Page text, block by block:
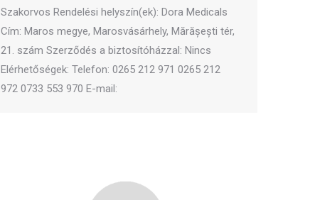
Szakorvos Rendelési helyszín(ek): Dora Medicals
Cím: Maros megye, Marosvásárhely, Mărășești tér,
21. szám Szerződés a biztosítóházzal: Nincs
Elérhetőségek: Telefon: 0265 212 971 0265 212
972 0733 553 970 E-mail: